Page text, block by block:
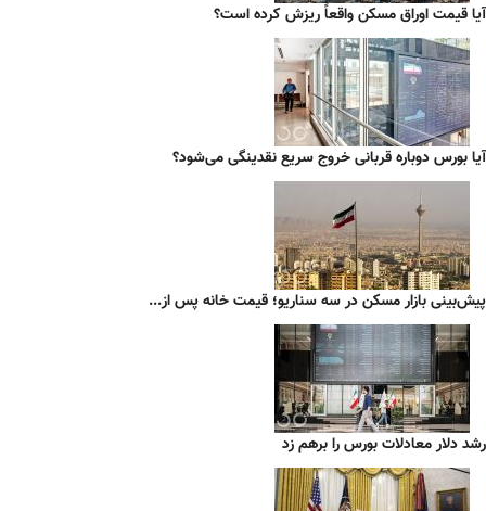
آیا قیمت اوراق مسکن واقعاً ریزش کرده است؟
آیا بورس دوباره قربانی خروج سریع نقدینگی می‌شود؟
پیش‌بینی بازار مسکن در سه سناریو؛ قیمت خانه پس از...
رشد دلار معادلات بورس را برهم زد